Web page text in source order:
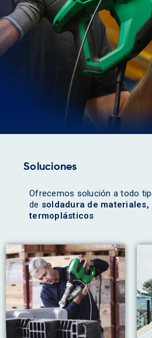
Nueva extrusora
WELDPLAST 300
Soluciones
Ofrecemos solución a todo
de soldadura de materiales,
termoplásticos